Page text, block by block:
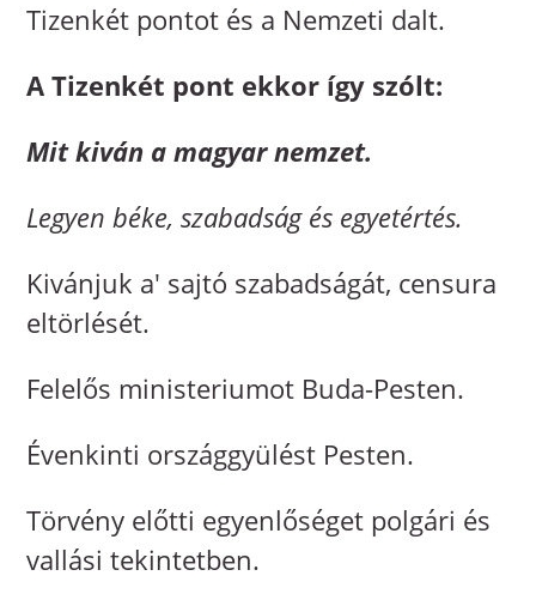
Tizenkét pontot és a Nemzeti dalt.
A Tizenkét pont ekkor így szólt:
Mit kiván a magyar nemzet.
Legyen béke, szabadság és egyetértés.
Kivánjuk a' sajtó szabadságát, censura
eltörlését.
Felelős ministeriumot Buda-Pesten.
Évenkinti országgyülést Pesten.
Törvény előtti egyenlőséget polgári és
vallási tekintetben.